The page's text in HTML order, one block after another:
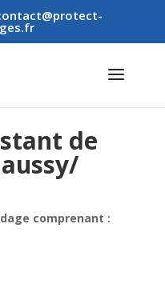
de
comprenant :